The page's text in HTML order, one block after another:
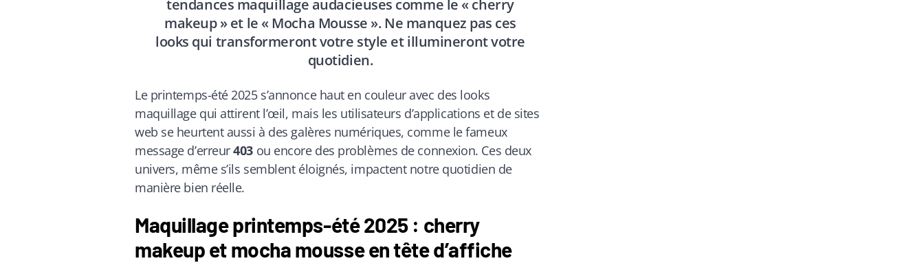
tendances maquillage audacieuses comme le « cherry
makeup » et le « Mocha Mousse ». Ne manquez pas ces
looks qui transformeront votre style et illumineront votre
quotidien.
Le printemps-été 2025 s’annonce haut en couleur avec des looks
maquillage qui attirent l’œil, mais les utilisateurs d’applications et de sites
web se heurtent aussi à des galères numériques, comme le fameux
message d’erreur403 ou encore des problèmes de connexion. Ces deux
univers, même s’ils semblent éloignés, impactent notre quotidien de
manière bien réelle.
Maquillage printemps-été 2025 : cherry
makeup et mocha mousse en tête d’affiche